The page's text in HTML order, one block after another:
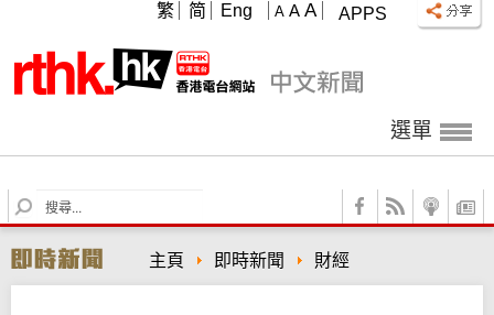
APPS
A A A
繁 简 Eng
選單
S
e
r
c
主頁 即時新聞 財經